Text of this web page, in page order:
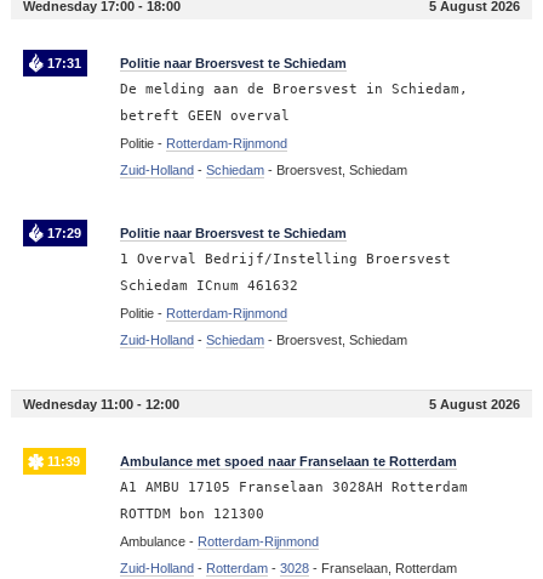
Wednesday 17:00 - 18:00 5 August 2026
17:31 Politie naar Broersvest te Schiedam
De melding aan de Broersvest in Schiedam,
betreft GEEN overval
Politie - Rotterdam-Rijnmond
Zuid-Holland - Schiedam- Broersvest, Schiedam
17:29 Politie naar Broersvest te Schiedam
1 Overval Bedrijf/Instelling Broersvest
Schiedam ICnum 461632
Politie - Rotterdam-Rijnmond
Zuid-Holland - Schiedam- Broersvest, Schiedam
Wednesday 11:00 - 12:00 5 August 2026
11:39 Ambulance met spoed naar Franselaan te Rotterdam
A1 AMBU 17105 Franselaan 3028AH Rotterdam
ROTTDM bon 121300
Ambulance - Rotterdam-Rijnmond
Zuid-Holland - Rotterdam- 3028- Franselaan, Rotterdam